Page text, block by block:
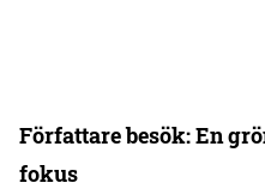
Författare besök: En
fokus